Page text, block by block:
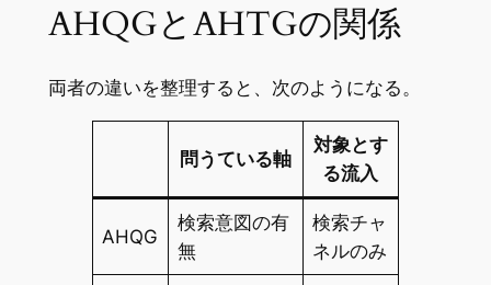
AHQGとAHTGの関係
両者の違いを整理すると、次のようになる。
問うている軸
対象とす
る流入
AHQG
検索意図の有
無
検索チャ
ネルのみ